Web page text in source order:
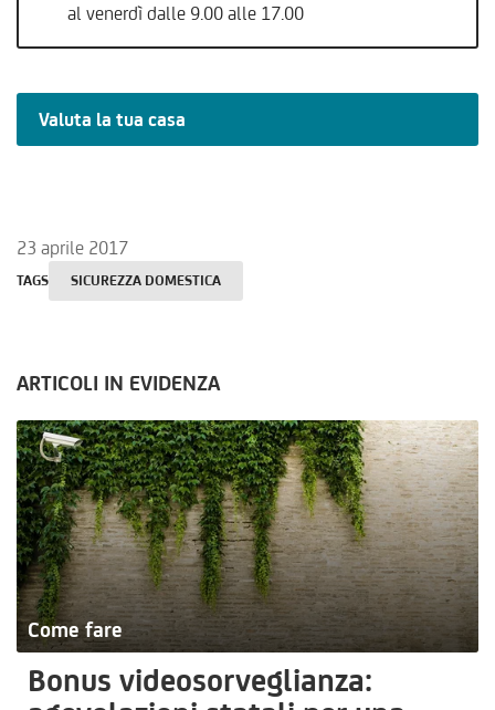
al venerdì dalle 9.00 alle 17.00
Valuta la tua casa
TAGS SICUREZZA DOMESTICA
23 aprile 2017
ARTICOLI IN EVIDENZA
Come fare
Bonus videosorveglianza: